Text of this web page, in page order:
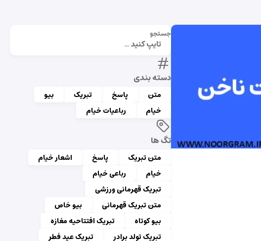
جستجو
دسته بندی
متن پاسخ تبریک
بیو
خیام
رباعیات خیام
تگ ها
متن تبریک پاسخ
اشعار خیام
خیام
رباعی خیام
تبریک قهرمانی ورزشی
متن تبریک قهرمانی
بیو خاص
بیو کوتاه
تبریک افتتاحیه مغازه
تبریک تولد برادر
تبریک عید فطر